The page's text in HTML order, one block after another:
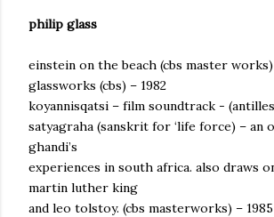
philip glass
einstein on the beach (cbs master works)
glassworks (cbs) – 1982
koyannisqatsi – film soundtrack -
satyagraha (sanskrit for ‘life force) – an
ghandi’s
experiences in south africa. also draws
martin luther king
and leo tolstoy. (cbs masterworks) – 1985